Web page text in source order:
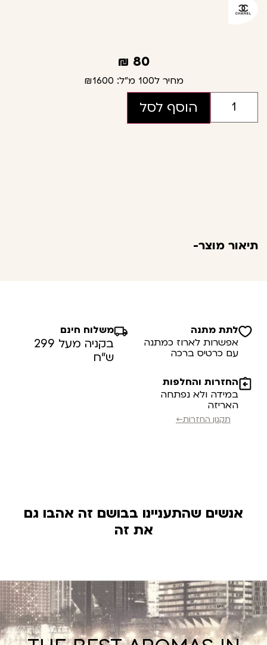
80
₪
מחיר ל100 מ"ל: ₪1600
הוסף לסל
תיאור מוצר-
לתת מתנה
אפשרות לארוז כמתנה
עם כרטיס ברכה
משלוח חינם
בקניה מעל 299
ש”ח
החזרות והחלפות
במידה ולא נפתחה
האריזה
תקנון החזרות←
אנשים שהתעניינו בבושם זה אהבו גם
את זה